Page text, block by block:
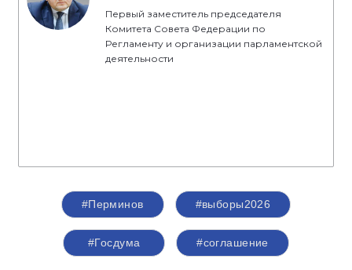
Первый заместитель председателя
Комитета Совета Федерации по
Регламенту и организации парламентской
деятельности
#Перминов #выборы2026
#Госдума #соглашение